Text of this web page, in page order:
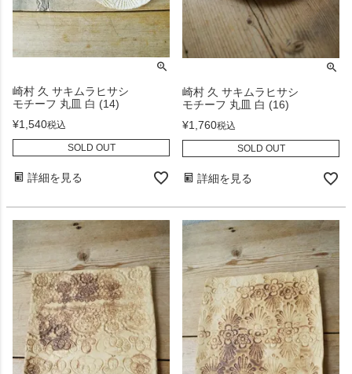
崎村 久 サキムラヒサシ
モチーフ 丸皿 白 (14)
¥1,540税込
SOLD OUT
詳細を見る
崎村 久 サキムラヒサシ
モチーフ 丸皿 白 (16)
¥1,760税込
SOLD OUT
詳細を見る